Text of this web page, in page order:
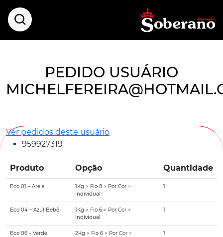
PEDIDO USUÁRIO
Ver pedidos deste usuário
959927319
Produto Opção Quantidade
Eco 01 – Areia
1Kg > Fio 8 > Por Cor >
Individual
1
Eco 04 – Azul Bebê
1Kg > Fio 6 > Por Cor >
Individual
1
Eco 06 – Verde
2Kg > Fio 6 > Por Cor >
1